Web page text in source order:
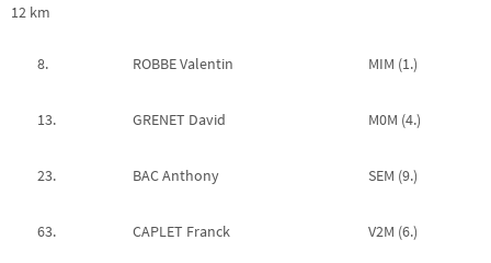
12 km
8. ROBBE Valentin MIM (1.)
13. GRENET David M0M (4.)
23. BAC Anthony SEM (9.)
63. CAPLET Franck V2M (6.)